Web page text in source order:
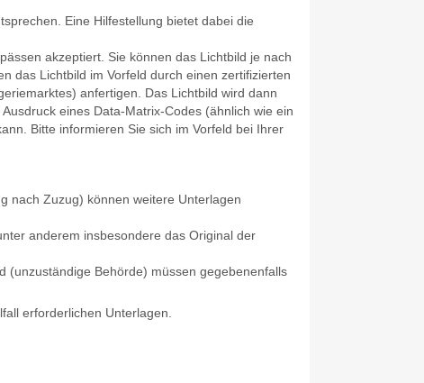
Eine Hilfestellung bietet dabei die
akzeptiert. Sie können das Lichtbild je nach
das Lichtbild im Vorfeld durch einen zertifizierten
anfertigen. Das Lichtbild wird dann
eines Data-Matrix-Codes (ähnlich wie ein
Bitte informieren Sie sich im Vorfeld bei Ihrer
nach Zuzug) können weitere Unterlagen
anderem insbesondere das Original der
(unzuständige Behörde) müssen gegebenenfalls
erforderlichen Unterlagen.